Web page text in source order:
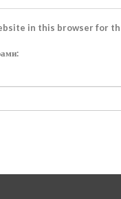
in this browser for